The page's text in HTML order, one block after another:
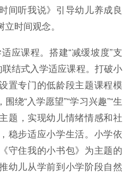
间听我说》引导幼儿养成良
时间观念。
应课程。搭建“减缓坡度”支
联结式入学适应课程。打破小
置专门的低龄段主题课程模
绕“入学愿望”“学习兴趣”“生
题，实现幼儿情绪情感和社
稳步适应小学生活。小学依
守住我的小书包》为主题的
幼儿从学前到小学阶段自然